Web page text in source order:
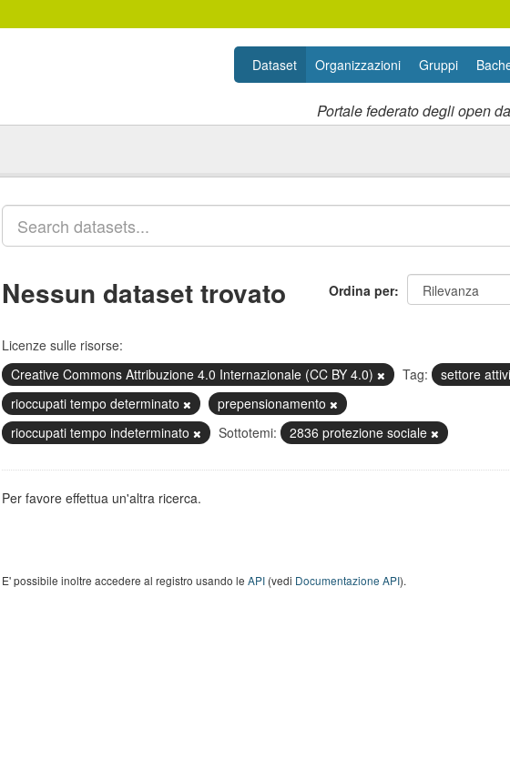
Portale federato degli open
Dataset Organizzazioni Gruppi
Ordina per
Nessun dataset trovato
Licenze sulle risorse:
Creative Commons Attribuzione 4.0 Internazionale (CC BY 4.0)
Tag:
settore
rioccupati tempo determinato
prepensionamento
rioccupati tempo indeterminato
Sottotemi: 2836 protezione sociale
Per favore effettua un'altra ricerca.
E' possibile inoltre accedere al registro usando le API(vedi Documentazione API).